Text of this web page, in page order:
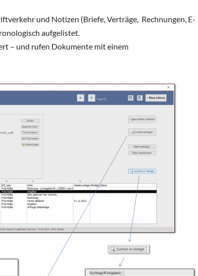
und Notizen (Briefe, Verträge, Rechnungen, E-
aufgelistet.
– und rufen Dokumente mit einem